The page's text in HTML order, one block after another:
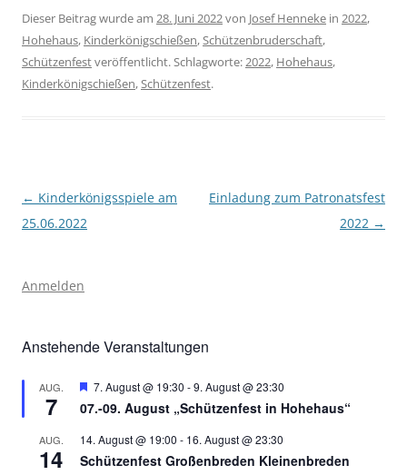
Dieser Beitrag wurde am 28. Juni 2022von Josef Henneke in 2022,
Hohehaus, Kinderkönigschießen,Schützenbruderschaft,
Schützenfestveröffentlicht. Schlagworte:2022, Hohehaus,
Kinderkönigschießen,Schützenfest.
Beitragsnavigation
← Kinderkönigsspiele am
25.06.2022
Einladung zum Patronatsfest
2022 →
Anmelden
Anstehende Veranstaltungen
AUG.
7
Hervorgehoben
7. August @ 19:30 -9. August @ 23:30
07.-09. August „Schützenfest in Hohehaus“
AUG.
14
14. August @ 19:00 - 16. August @ 23:30
Schützenfest Großenbreden Kleinenbreden